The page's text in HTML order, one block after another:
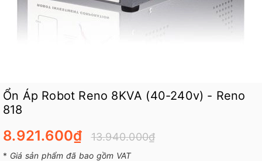
Ổn Áp Robot Reno 8KVA (40-240v) - Reno
818
8.921.600₫ 13.940.000₫
* Giá sản phẩm đã bao gồm VAT